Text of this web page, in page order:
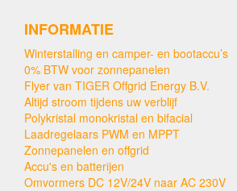
INFORMATIE
Winterstalling en camper- en bootaccu’s
0% BTW voor zonnepanelen
Flyer van TIGER Offgrid Energy B.V.
Altijd stroom tijdens uw verblijf
Polykristal monokristal en bifacial
Laadregelaars PWM en MPPT
Zonnepanelen en offgrid
Accu's en batterijen
Omvormers DC 12V/24V naar AC 230V